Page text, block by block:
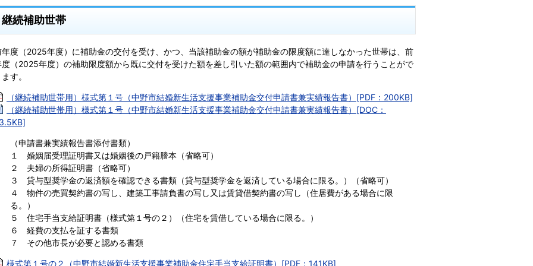
継続補助世帯
年度（2025年度）に補助金の交付を受け、かつ、当該補助金の額が補助金の限度額に達しなかった世帯は、前
度（2025年度）の補助限度額から既に交付を受けた額を差し引いた額の範囲内で補助金の申請を行うことがで
す。
（継続補助世帯用）様式第１号（中野市結婚新生活支援事業補助金交付申請書兼実績報告書）[PDF：200KB]
（継続補助世帯用）様式第１号（中野市結婚新生活支援事業補助金交付申請書兼実績報告書）[DOC：
（申請書兼実績報告書添付書類）
１ 婚姻届受理証明書又は婚姻後の戸籍謄本（省略可）
２ 夫婦の所得証明書（省略可）
３ 貸与型奨学金の返済額を確認できる書類（貸与型奨学金を返済している場合に限る。）（省略可）
４ 物件の売買契約書の写し、建築工事請負書の写し又は賃貸借契約書の写し（住居費がある場合に限
る。）
５ 住宅手当支給証明書（様式第１号の２）（住宅を賃借している場合に限る。）
６ 経費の支払を証する書類
７ その他市長が必要と認める書類
様式第１号の２（中野市結婚新生活支援事業補助金住宅手当支給証明書）[PDF：141KB]